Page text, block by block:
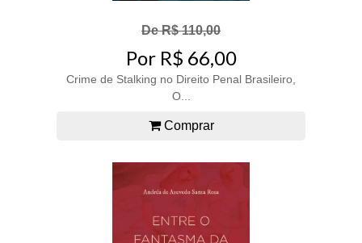
De R$ 110,00
Por R$ 66,00
Crime de Stalking no Direito Penal Brasileiro,
O...
Comprar